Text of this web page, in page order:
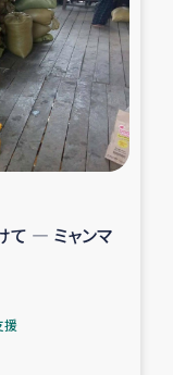
畑改善事業
者支援
事業
て ― ミャンマ
援